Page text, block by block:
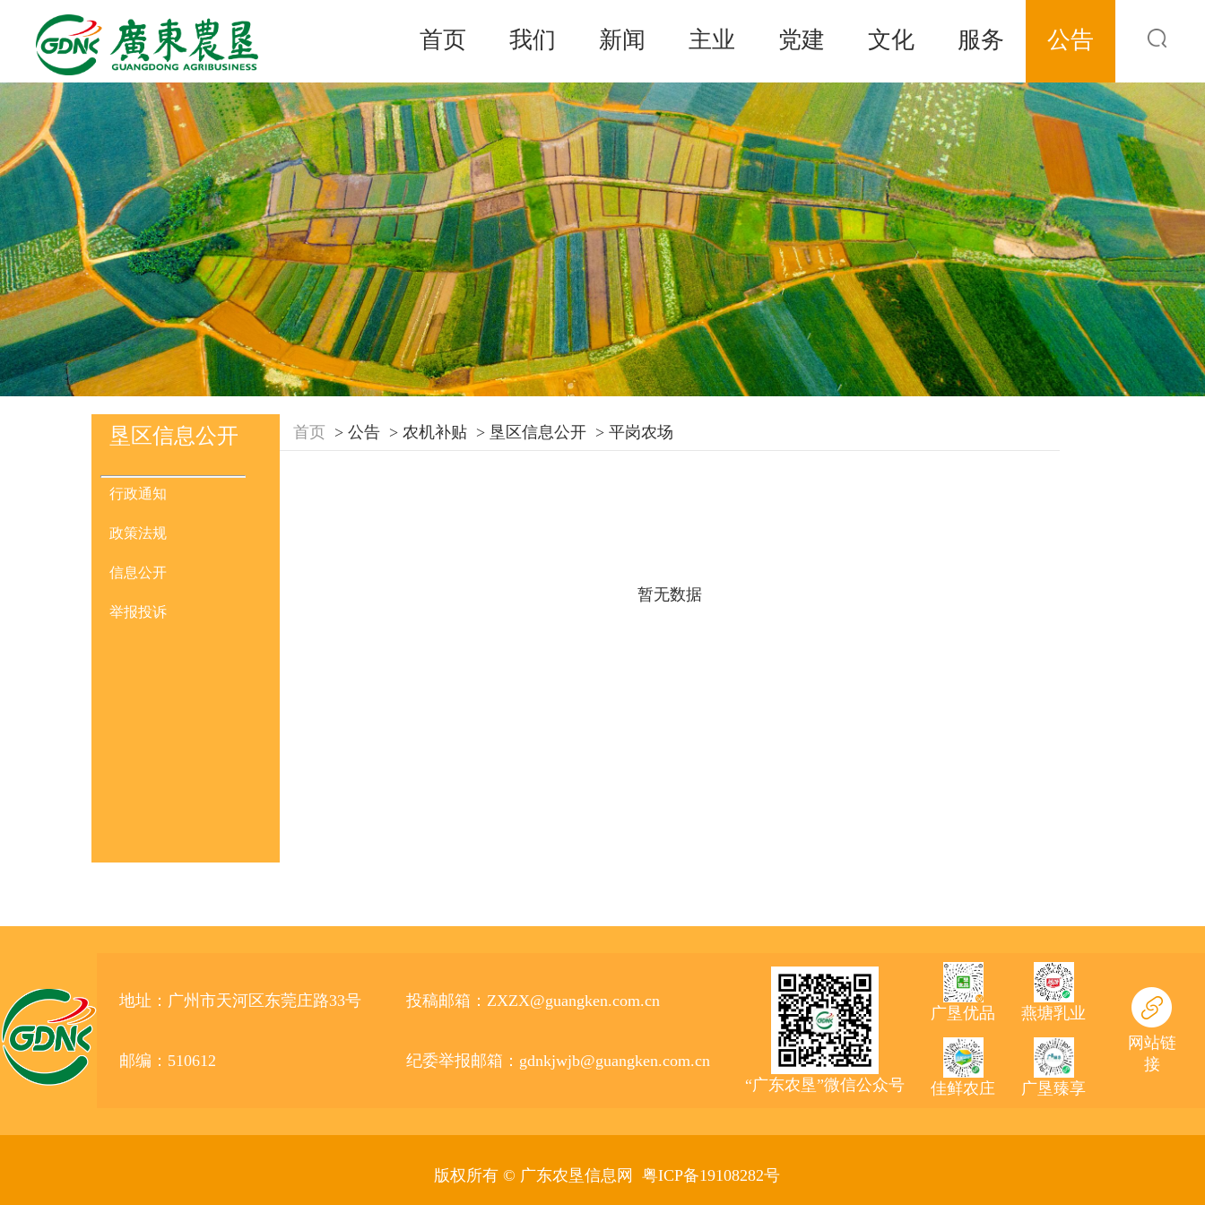
首页 我们 新闻 主业 党建 文化 服务 公告
垦区信息公开
行政通知
政策法规
信息公开
举报投诉
首页 > 公告 > 农机补贴 > 垦区信息公开 > 平岗农场
暂无数据
地址：广州市天河区东莞庄路33号
邮编：510612
投稿邮箱：ZXZX@guangken.com.cn
纪委举报邮箱：gdnkjwjb@guangken.com.cn
“广东农垦”微信公众号
广垦优品
佳鲜农庄
燕塘乳业
广垦臻享
网站链
接
版权所有 © 广东农垦信息网 粤ICP备19108282号